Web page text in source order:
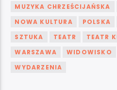
MUZYKA CHRZEŚCIJAŃSKA
NOWA KULTURA
POLSKA
SZTUKA
TEATR
TEATR
WARSZAWA
WIDOWISKO
WYDARZENIA